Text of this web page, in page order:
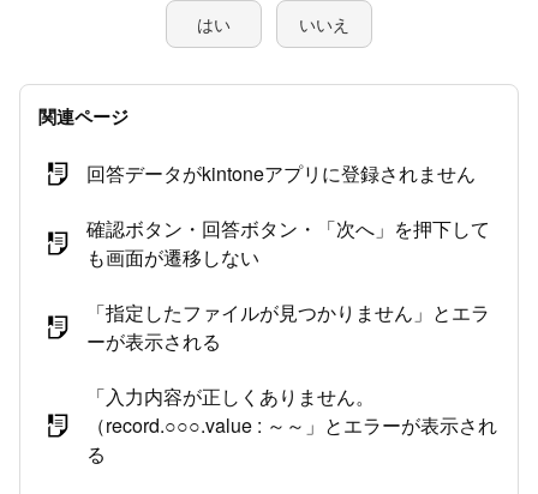
はい いいえ
関連ページ
回答データがkintoneアプリに登録されません
確認ボタン・回答ボタン・「次へ」を押下して
も画面が遷移しない
「指定したファイルが見つかりません」とエラ
ーが表示される
「入力内容が正しくありません。
（record.○○○.value : ～～」とエラーが表示され
る